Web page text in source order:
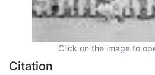
Click on the image to
Citation